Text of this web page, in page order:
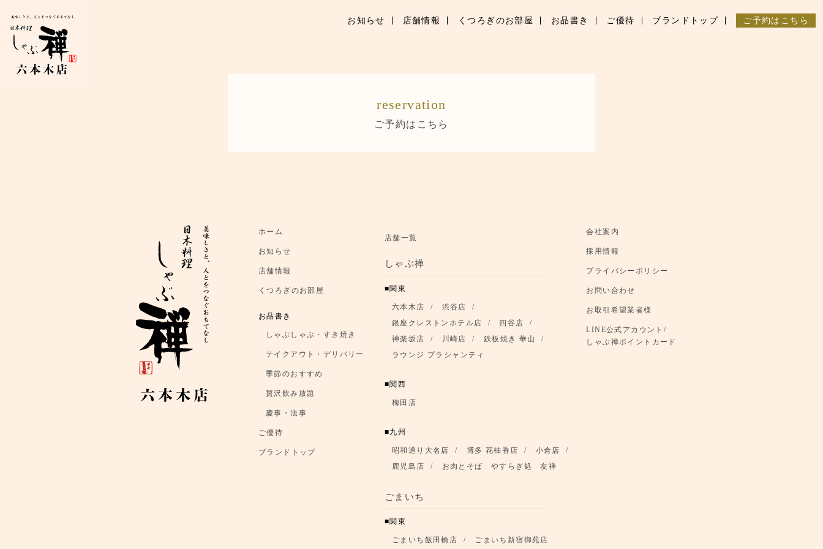
くつろぎのお部屋
ご予約はこちら
お知らせ 店舗情報 くつろぎのお部屋 お品書き ご優待 ブランドトップ ご予約はこちら
reservation
ご予約はこちら
ホーム
お知らせ
店舗情報
くつろぎのお部屋
お品書き
しゃぶしゃぶ・すき焼き
テイクアウト・デリバリー
季節のおすすめ
贅沢飲み放題
慶事・法事
ご優待
ブランドトップ
店舗一覧
しゃぶ禅
関東
六本木店
渋谷店
銀座クレストンホテル店
四谷店
神楽坂店
川崎店
鉄板焼き 華山
ラウンジ プラシャンティ
関西
梅田店
九州
昭和通り大名店 博多 花柚香店
小倉店
鹿児島店
お肉とそば やすらぎ処 友禅
ごまいち
関東
ごまいち飯田橋店 ごまいち新宿御苑店
会社案内
採用情報
プライバシーポリシー
お問い合わせ
お取引希望業者様
LINE公式アカウント/
しゃぶ禅ポイントカード